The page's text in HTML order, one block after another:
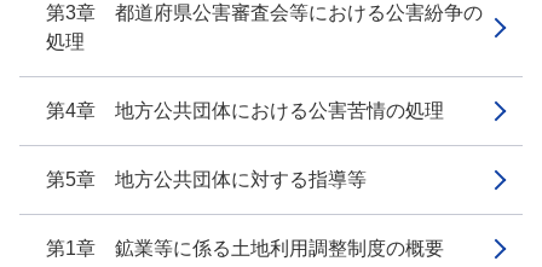
第3章 都道府県公害審査会等における公害紛争の
処理
第4章 地方公共団体における公害苦情の処理
第5章 地方公共団体に対する指導等
第1章 鉱業等に係る土地利用調整制度の概要